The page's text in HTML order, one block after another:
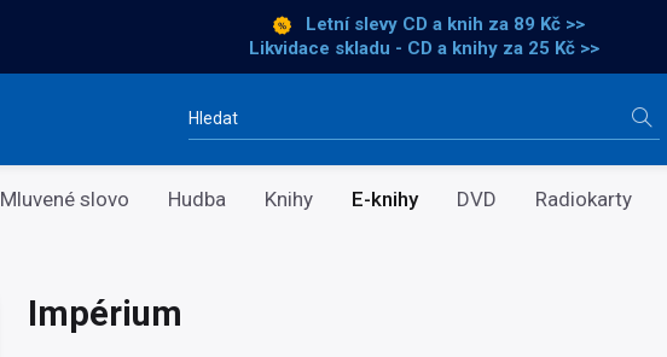
Letní slevy CD a knih za 89 Kč >>
Likvidace skladu - CD a knihy za 25 Kč >>
Vyhledávání
Mluvené slovo Hudba Knihy E-knihy DVD Radiokarty
Impérium